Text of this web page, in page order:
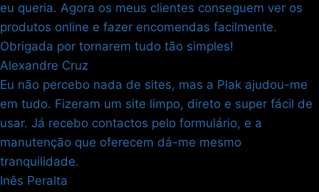
eu queria. Agora os meus clientes conseguem ver os
produtos online e fazer encomendas facilmente.
Obrigada por tornarem tudo tão simples!
Alexandre Cruz
Eu não percebo nada de sites, mas a Plak ajudou-me
em tudo. Fizeram um site limpo, direto e super fácil de
usar. Já recebo contactos pelo formulário, e a
manutenção que oferecem dá-me mesmo
tranquilidade.
Inês Peralta